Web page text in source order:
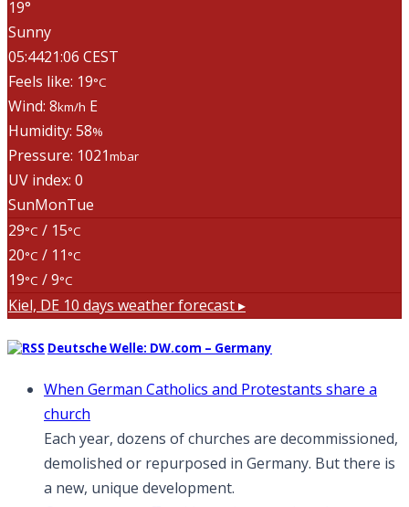
19°
Sunny
05:4421:06 CEST
Feels like: 19°C
Wind: 8km/h E
Humidity: 58%
Pressure: 1021mbar
UV index: 0
SunMonTue
29°C / 15°C
20°C / 11 °C
19°C / 9°C
Kiel, DE 10 days weather forecast ▸
Deutsche Welle: DW.com – Germany
When German Catholics and Protestants share a
church
Each year, dozens of churches are decommissioned,
demolished or repurposed in Germany. But there is
a new, unique development.